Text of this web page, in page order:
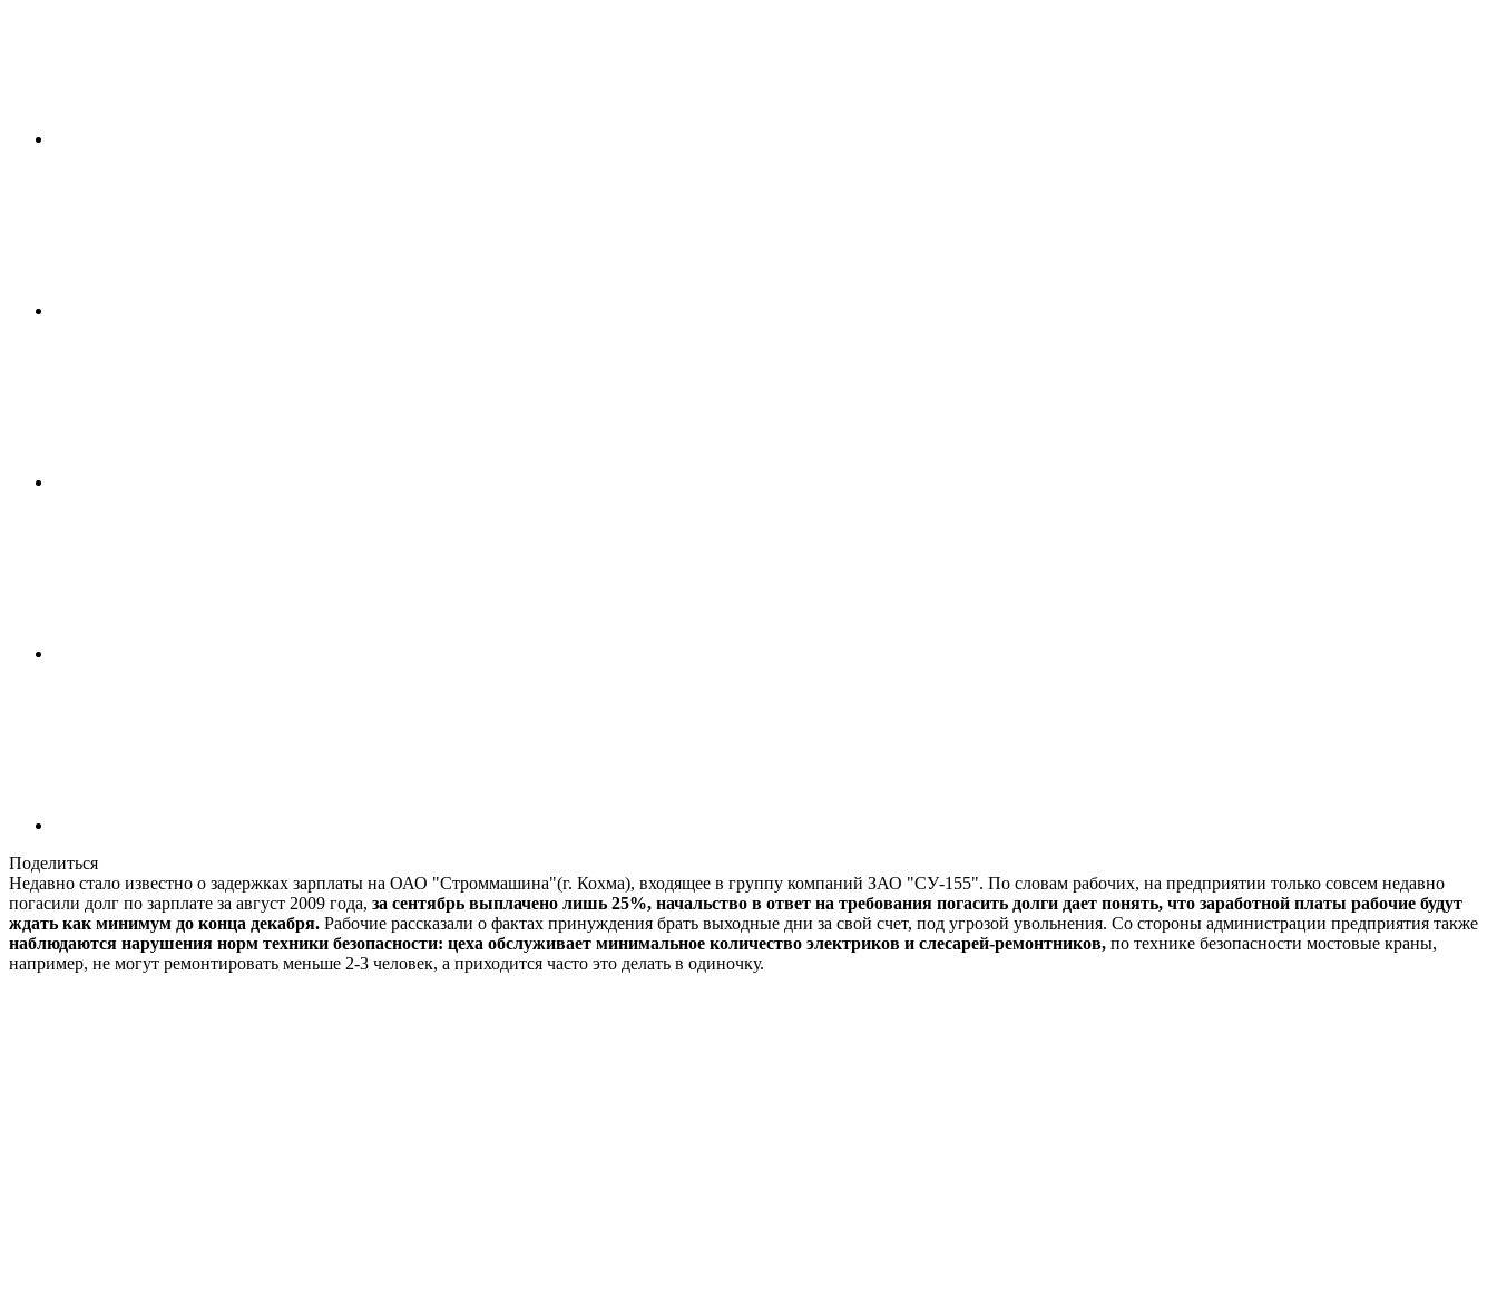
Поделиться
Недавно стало известно о задержках зарплаты на ОАО "Строммашина"(г. Кохма), входящее в группу компаний ЗАО "СУ-155". По словам рабочих, на предприятии только совсем недавно
погасили долг по зарплате за август 2009 года, за сентябрь выплачено лишь 25%, начальство в ответ на требования погасить долги дает понять, что заработной платы рабочие будут
ждать как минимум до конца декабря. Рабочие рассказали о фактах принуждения брать выходные дни за свой счет, под угрозой увольнения. Со стороны администрации предприятия также
наблюдаются нарушения норм техники безопасности: цеха обслуживает минимальное количество электриков и слесарей-ремонтников, по технике безопасности мостовые краны,
например, не могут ремонтировать меньше 2-3 человек, а приходится часто это делать в одиночку.